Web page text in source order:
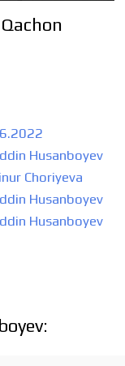
Husanboyev
Choriyeva
Husanboyev
Husanboyev